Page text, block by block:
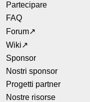
Partecipare
FAQ
Forum
Wiki
Sponsor
Nostri sponsor
Progetti partner
Nostre risorse